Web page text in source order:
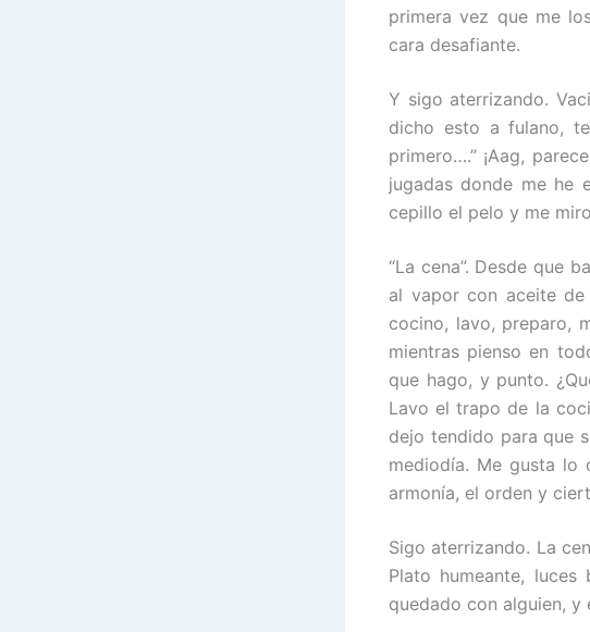
primera vez que me
cara desafiante.
Y sigo aterrizando.
dicho esto a fulano,
primero….” ¡Aag,
jugadas donde me he
cepillo el pelo y me
“La cena”. Desde que
al vapor con aceite de
cocino, lavo, preparo,
mientras pienso en
que hago, y punto.
Lavo el trapo de la
dejo tendido para que
mediodía. Me gusta lo
armonía, el orden y
Sigo aterrizando. La
Plato humeante,
quedado con alguien, y